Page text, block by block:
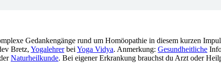
Gedankengänge rund um Homöopathie in diesem kurzen
Bretz, Yogalehrerbei Yoga Vidya. Anmerkung: Gesundheitliche
Naturheilkunde. Bei eigener Erkrankung brauchst du Arzt oder